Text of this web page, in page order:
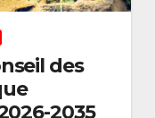
des
2035